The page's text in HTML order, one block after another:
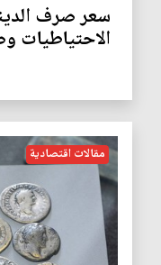
سعر صرف
الاحتياطيات
مقالات اقتصادية